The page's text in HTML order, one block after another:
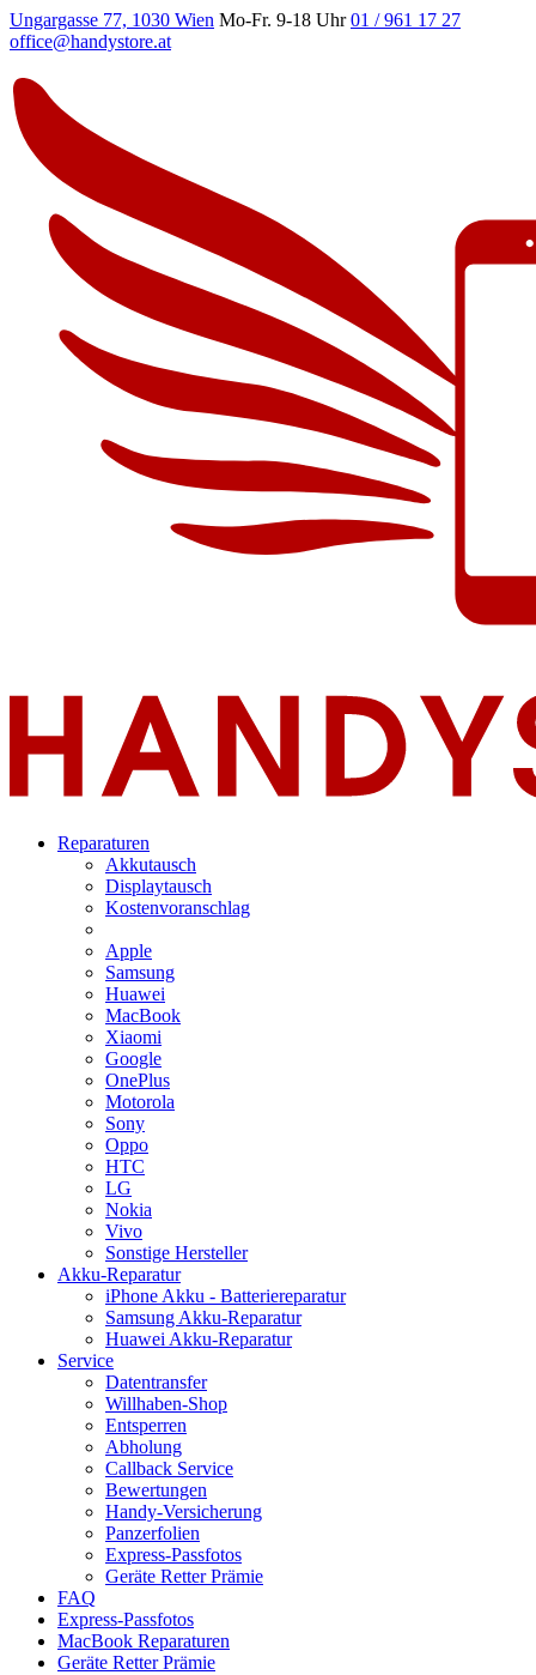
Ungargasse 77, 1030 Wien Mo-Fr. 9-18 Uhr 01 / 961 17 27
office@handystore.at
Reparaturen
Akkutausch
Displaytausch
Kostenvoranschlag
Apple
Samsung
Huawei
MacBook
Xiaomi
Google
OnePlus
Motorola
Sony
Oppo
HTC
LG
Nokia
Vivo
Sonstige Hersteller
Akku-Reparatur
iPhone Akku - Batteriereparatur
Samsung Akku-Reparatur
Huawei Akku-Reparatur
Service
Datentransfer
Willhaben-Shop
Entsperren
Abholung
Callback Service
Bewertungen
Handy-Versicherung
Panzerfolien
Express-Passfotos
Geräte Retter Prämie
FAQ
Express-Passfotos
MacBook Reparaturen
Geräte Retter Prämie